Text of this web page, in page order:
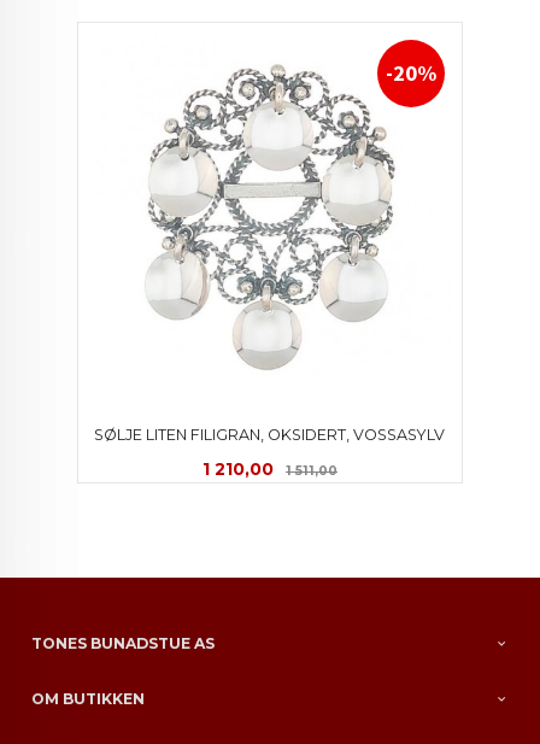
SØLJE LITEN FILIGRAN, OKSIDERT, VOSSASYLV
Tilbud
1 210,00 1 511,00Rabatt
-20%
TONES BUNADSTUE AS
OM BUTIKKEN